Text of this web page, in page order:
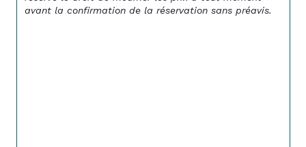
avant la confirmation de la réservation sans préavis.